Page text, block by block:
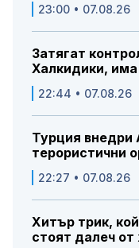
23:00 • 07.08.26
Затягат
Халкидики,
22:44 • 07.08.26
Турция внедри
терористични
22:27 • 07.08.26
Хитър трик,
стоят далеч от